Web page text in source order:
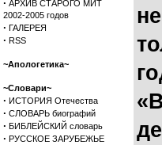
· АРХИВ СТАРОГО МИТ
2002-2005 годов
· ГАЛЕРЕЯ
· RSS
~Апологетика~
~Словари~
· ИСТОРИЯ Отечества
· СЛОВАРЬ биографий
· БИБЛЕЙСКИЙ словарь
· РУССКОЕ ЗАРУБЕЖЬЕ